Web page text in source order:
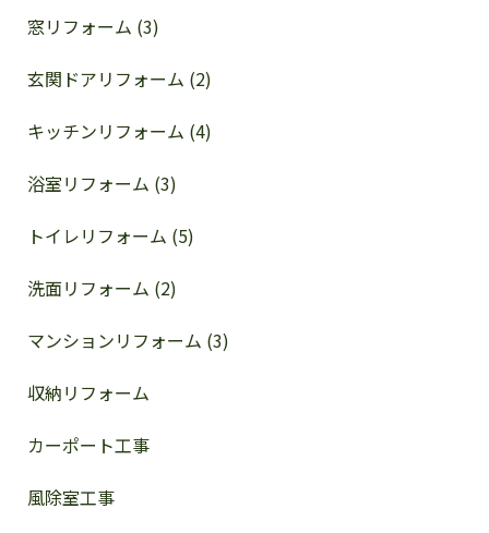
窓リフォーム (3)
玄関ドアリフォーム (2)
キッチンリフォーム (4)
浴室リフォーム (3)
トイレリフォーム (5)
洗面リフォーム (2)
マンションリフォーム (3)
収納リフォーム
カーポート工事
風除室工事